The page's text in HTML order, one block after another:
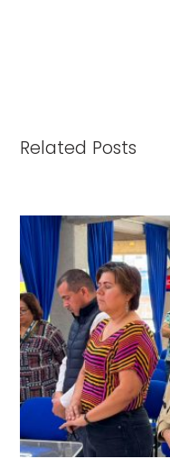
Related Posts